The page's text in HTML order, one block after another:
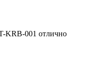
KRB-001 отлично